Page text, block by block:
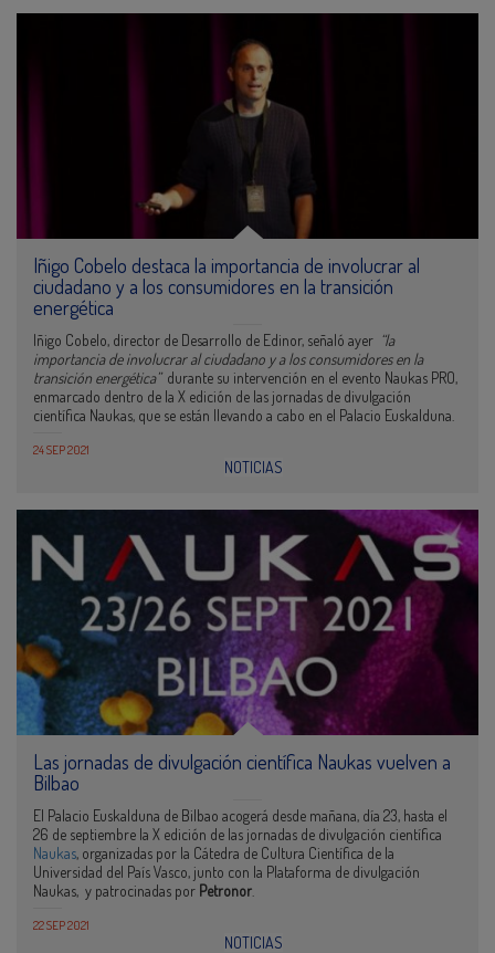
Iñigo Cobelo destaca la importancia de involucrar al
ciudadano y a los consumidores en la transición
energética
Iñigo Cobelo, director de Desarrollo de Edinor, señaló ayer “la
importanciade involucrar al ciudadano y a los consumidores en la
transición energética”durante su intervención en el evento Naukas PRO,
enmarcado dentro de la X edición de las jornadas de divulgación
científica Naukas, que se están llevando a cabo en el Palacio Euskalduna.
24 SEP 2021
NOTICIAS
Las jornadas de divulgación científica Naukas vuelven a
Bilbao
El Palacio Euskalduna de Bilbao acogerá desde mañana, día 23, hasta el
26 de septiembre la X edición de las jornadas de divulgación científica
Naukas, organizadas por la Cátedra de Cultura Científica de la
Universidad del País Vasco, junto con la Plataforma de divulgación
Naukas, y patrocinadas por Petronor
22 SEP 2021
NOTICIAS